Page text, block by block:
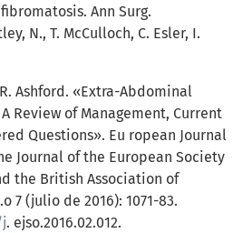
Ann Surg.
N., T. McCulloch, C. Esler, I.
Ashford. «Extra-Abdominal
Review of Management, Current
Questions». Eu ropean Journal
Journal of the European Society
the British Association of
7 (julio de 2016): 1071-83.
. ejso.2016.02.012.